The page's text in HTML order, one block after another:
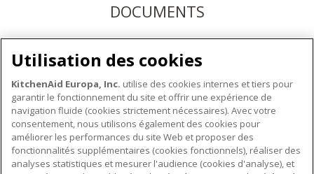
DOCUMENTS
Téléchargez les modes d'emploi ici ou enregistrez votre
produit pour bénéficier du service après-vente KitchenAid
À PROPOS DE KITCHENAID
Utilisation des cookies
KitchenAid Europa, Inc. utilise des cookies internes et tiers pour
garantir le fonctionnement du site et offrir une expérience de
navigation fluide (cookies strictement nécessaires). Avec votre
consentement, nous utilisons également des cookies pour
améliorer les performances du site Web et proposer des
fonctionnalités supplémentaires (cookies fonctionnels), réaliser des
analyses statistiques et mesurer l'audience (cookies d'analyse), et